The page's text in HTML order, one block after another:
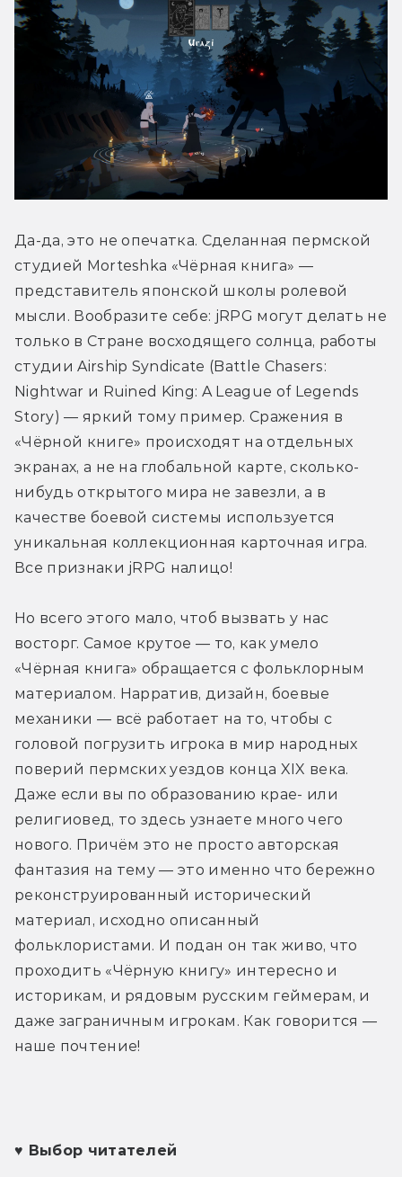
Да-да, это не опечатка. Сделанная пермской
студией Morteshka «Чёрная книга» —
представитель японской школы ролевой
мысли. Вообразите себе: jRPG могут делать не
только в Стране восходящего солнца, работы
студии Airship Syndicate (Battle Chasers:
Nightwar и Ruined King: A League of Legends
Story) — яркий тому пример. Сражения в
«Чёрной книге» происходят на отдельных
экранах, а не на глобальной карте, сколько-
нибудь открытого мира не завезли, а в
качестве боевой системы используется
уникальная коллекционная карточная игра.
Все признаки jRPG налицо!
Но всего этого мало, чтоб вызвать у нас
восторг. Самое крутое — то, как умело
«Чёрная книга» обращается с фольклорным
материалом. Нарратив, дизайн, боевые
механики — всё работает на то, чтобы с
головой погрузить игрока в мир народных
поверий пермских уездов конца XIX века.
Даже если вы по образованию крае- или
религиовед, то здесь узнаете много чего
нового. Причём это не просто авторская
фантазия на тему — это именно что бережно
реконструированный исторический
материал, исходно описанный
фольклористами. И подан он так живо, что
проходить «Чёрную книгу» интересно и
историкам, и рядовым русским геймерам, и
даже заграничным игрокам. Как говорится —
наше почтение!
♥ Выбор читателей